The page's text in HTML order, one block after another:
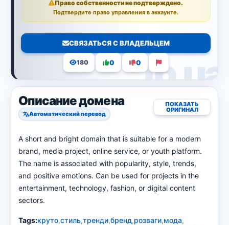
Право собственности не подтверждено.
Подтвердите право управления в аккаунте.
СВЯЗАТЬСЯ С ВЛАДЕЛЬЦЕМ
180 0 0
Описание домена
Автоматический перевод
ПОКАЗАТЬ
ОРИГИНАЛ
A short and bright domain that is suitable for a modern
brand, media project, online service, or youth platform.
The name is associated with popularity, style, trends,
and positive emotions. Can be used for projects in the
entertainment, technology, fashion, or digital content
sectors.
Tags:круто,стиль,тренди,бренд,розваги,мода,